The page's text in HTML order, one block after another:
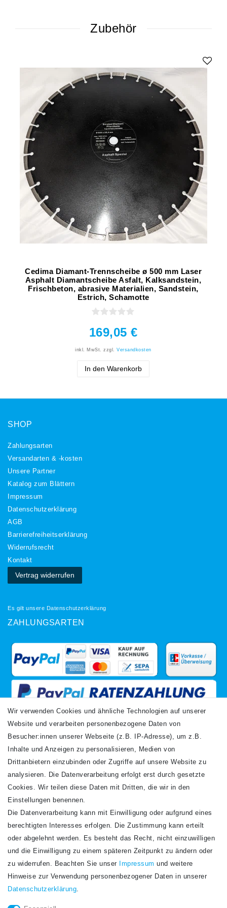
Zubehör
Cedima Diamant-Trennscheibe ø 500 mm Laser
Asphalt Diamantscheibe Asfalt, Kalksandstein,
Frischbeton, abrasive Materialien, Sandstein,
Estrich, Schamotte
169,05 €
inkl. MwSt. zzgl.Versandkosten
In den Warenkorb
SHOP
Zahlungsarten
Versandarten & -kosten
Unsere Partner
Katalog zum Blättern
Impressum
Daten­schutz­erklärung
AGB
Barrierefreiheitserklärung
Widerrufs­recht
Kontakt
Vertrag widerrufen
Es gilt unsere Datenschutzerklärung
ZAHLUNGSARTEN
VERSANDARTEN
Newsletter
Honig
Hiermit bestätige ich, dass ich dieDaten­schutz­erklärunggelesen habe. Meine
Wir verwenden Cookies und ähnliche Technologien auf unserer
Website und verarbeiten personenbezogene Daten von
Besucher:innen unserer Webseite (z.B. IP-Adresse), um z.B.
Inhalte und Anzeigen zu personalisieren, Medien von
Drittanbietern einzubinden oder Zugriffe auf unsere Website zu
analysieren. Die Datenverarbeitung erfolgt erst durch gesetzte
Cookies. Wir teilen diese Daten mit Dritten, die wir in den
Einstellungen benennen.
Die Datenverarbeitung kann mit Einwilligung oder aufgrund eines
berechtigten Interesses erfolgen. Die Zustimmung kann erteilt
oder abgelehnt werden. Es besteht das Recht, nicht einzuwilligen
und die Einwilligung zu einem späteren Zeitpunkt zu ändern oder
zu widerrufen. Beachten Sie unser
Impressum und weitere
Hinweise zur Verwendung personenbezogener Daten in unserer
Daten­schutz­erklärung.